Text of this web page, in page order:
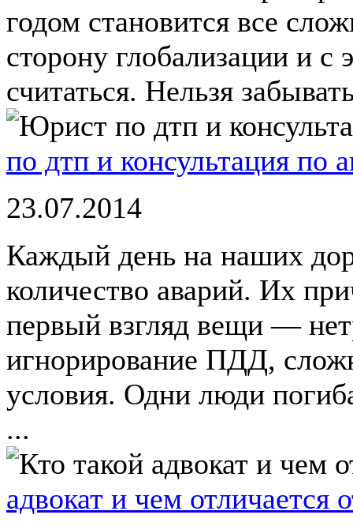
годом становится все
сторону глобализации и с
считаться. Нельзя
по дтп и консультация по
23.07.2014
Каждый день на наших
количество аварий. Их
первый взгляд вещи —
игнорирование ПДД,
условия. Одни люди
...
адвокат и чем отличается